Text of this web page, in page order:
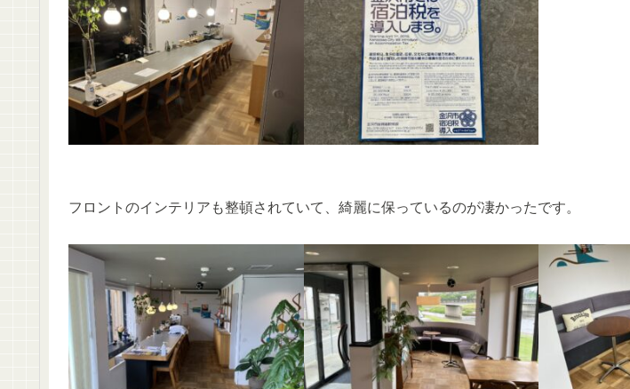
フロントのインテリアも整頓されていて、綺麗に保っているのが凄かったです。